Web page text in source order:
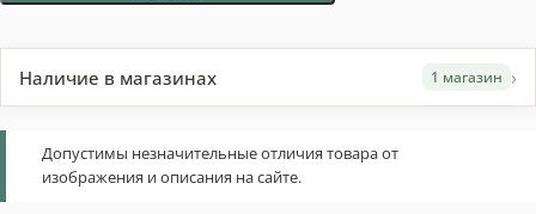
Наличие в магазинах 1 магазин ›
Допустимы незначительные отличия товара от
изображения и описания на сайте.